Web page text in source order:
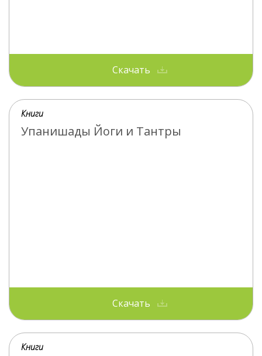
Скачать
Книги
Упанишады Йоги и Тантры
Скачать
Книги